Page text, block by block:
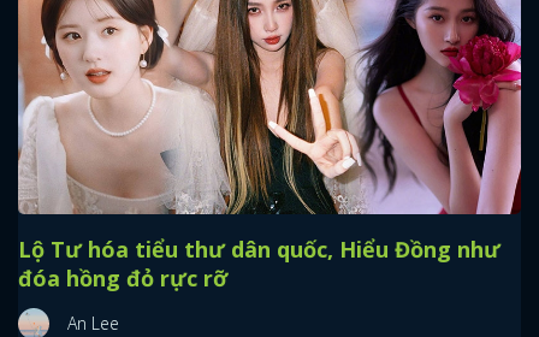
Lộ Tư hóa tiểu thư dân quốc, Hiểu Đồng như
đóa hồng đỏ rực rỡ
An Lee